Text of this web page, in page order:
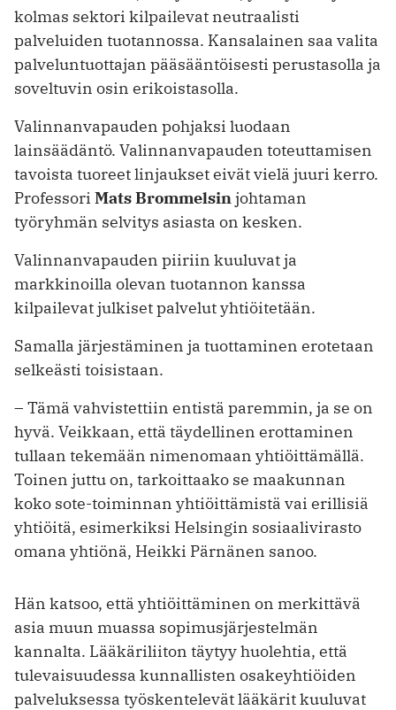
kolmas sektori kilpailevat neutraalisti
palveluiden tuotannossa. Kansalainen saa valita
palveluntuottajan pääsääntöisesti perustasolla ja
soveltuvin osin erikoistasolla.
Valinnanvapauden pohjaksi luodaan
lainsäädäntö. Valinnanvapauden toteuttamisen
tavoista tuoreet linjaukset eivät vielä juuri kerro.
Professori Mats Brommelsinjohtaman
työryhmän selvitys asiasta on kesken.
Valinnanvapauden piiriin kuuluvat ja
markkinoilla olevan tuotannon kanssa
kilpailevat julkiset palvelut yhtiöitetään.
Samalla järjestäminen ja tuottaminen erotetaan
selkeästi toisistaan.
– Tämä vahvistettiin entistä paremmin, ja se on
hyvä. Veikkaan, että täydellinen erottaminen
tullaan tekemään nimenomaan yhtiöittämällä.
Toinen juttu on, tarkoittaako se maakunnan
koko sote-toiminnan yhtiöittämistä vai erillisiä
yhtiöitä, esimerkiksi Helsingin sosiaalivirasto
omana yhtiönä, Heikki Pärnänen sanoo.
Hän katsoo, että yhtiöittäminen on merkittävä
asia muun muassa sopimusjärjestelmän
kannalta. Lääkäriliiton täytyy huolehtia, että
tulevaisuudessa kunnallisten osakeyhtiöiden
palveluksessa työskentelevät lääkärit kuuluvat